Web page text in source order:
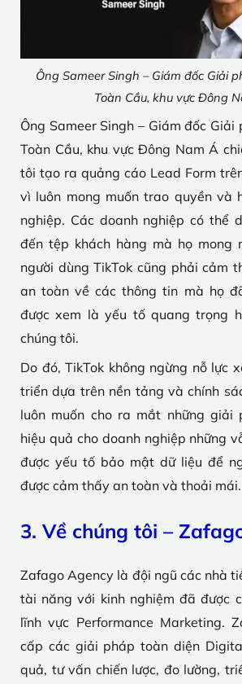
Ông Sameer Singh – Giám đốc Giải
Toàn Cầu, khu vực Đông
Ông Sameer Singh – Giám đốc Giải
Toàn Cầu, khu vực Đông Nam Á
tôi tạo ra quảng cáo Lead Form
vì luôn mong muốn trao quyền và
nghiệp. Các doanh nghiệp có thể
đến tệp khách hàng mà họ mong
người dùng TikTok cũng phải cảm
an toàn về các thông tin mà họ
được xem là yếu tố quang trọng
chúng tôi.
Do đó, TikTok không ngừng nỗ lực
triển dựa trên nền tảng và chính
luôn muốn cho ra mắt những giải
hiệu quả cho doanh nghiệp những
được yếu tố bảo mật dữ liệu để
được cảm thấy an toàn và thoải mái.
3. Về chúng tôi –
Zafago Agency là đội ngũ các nhà
tài năng với kinh nghiệm đã được
lĩnh vực Performance Marketing.
cấp các giải pháp toàn diện
quả, tư vấn chiến lược, đo lường,